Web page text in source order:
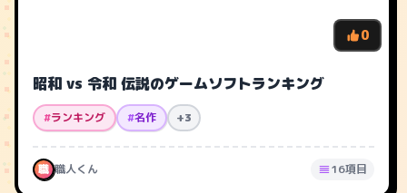
0
昭和 vs 令和 伝説のゲームソフトランキング
#ランキング #名作 +3
職 職人くん 16項目